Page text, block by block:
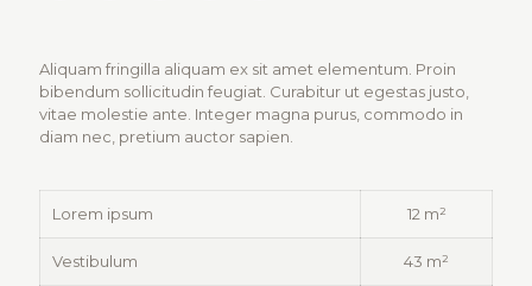
Aliquam fringilla aliquam ex sit amet elementum. Proin
bibendum sollicitudin feugiat. Curabitur ut egestas justo,
vitae molestie ante. Integer magna purus, commodo in
diam nec, pretium auctor sapien.
Lorem ipsum 12 m²
Vestibulum 43 m²